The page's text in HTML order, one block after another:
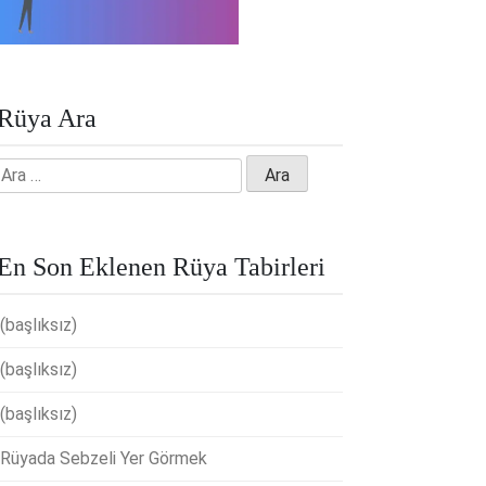
Ara
Son Eklenen Rüya Tabirleri
(başlıksız)
(başlıksız)
(başlıksız)
Rüyada Sebzeli Yer Görmek